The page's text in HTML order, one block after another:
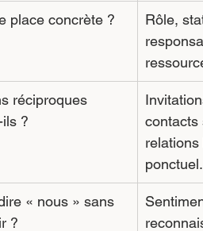
place concrète ?
Rôle,
réciproques
?
contacts
ponctuel.
« nous » sans
?